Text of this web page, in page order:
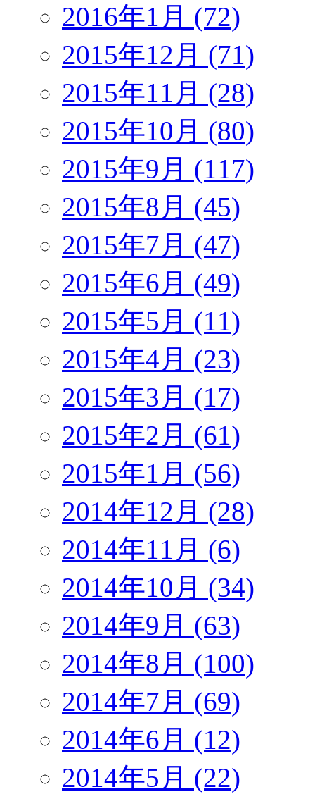
2016年1月 (72)
2015年12月 (71)
2015年11月 (28)
2015年10月 (80)
2015年9月 (117)
2015年8月 (45)
2015年7月 (47)
2015年6月 (49)
2015年5月 (11)
2015年4月 (23)
2015年3月 (17)
2015年2月 (61)
2015年1月 (56)
2014年12月 (28)
2014年11月 (6)
2014年10月 (34)
2014年9月 (63)
2014年8月 (100)
2014年7月 (69)
2014年6月 (12)
2014年5月 (22)